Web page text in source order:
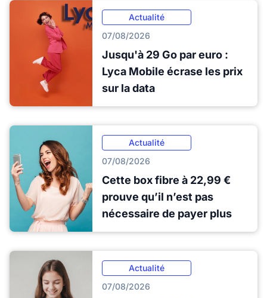
Actualité
07/08/2026
Jusqu'à 29 Go par euro :
Lyca Mobile écrase les prix
sur la data
Actualité
07/08/2026
Cette box fibre à 22,99 €
prouve qu’il n’est pas
nécessaire de payer plus
Actualité
07/08/2026